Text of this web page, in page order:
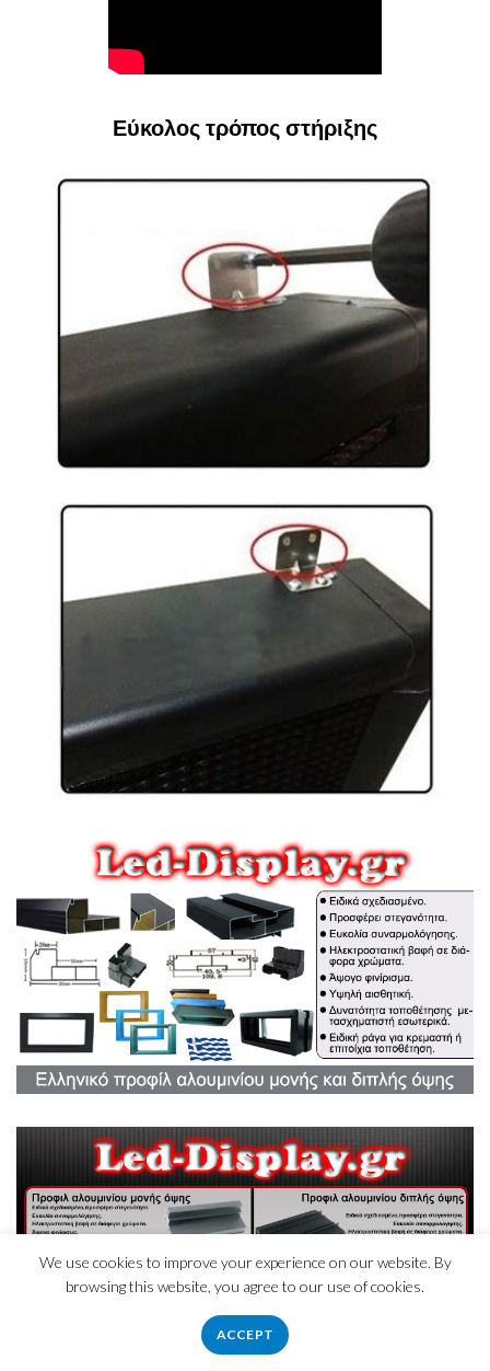
Εύκολος τρόπος στήριξης
We use cookies to improve your experience on our website. By
browsing this website, you agree to our use of cookies.
ACCEPT